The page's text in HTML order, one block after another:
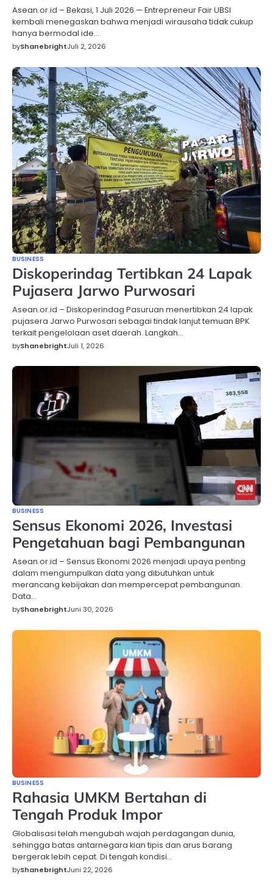
Asean.or.id – Bekasi, 1 Juli 2026 — Entrepreneur Fair UBSI
kembali menegaskan bahwa menjadi wirausaha tidak cukup
hanya bermodal ide…
byShanebrightJuli 2, 2026
BUSINESS
Diskoperindag Tertibkan 24 Lapak
Pujasera Jarwo Purwosari
Asean.or.id – Diskoperindag Pasuruan menertibkan 24 lapak
pujasera Jarwo Purwosari sebagai tindak lanjut temuan BPK
terkait pengelolaan aset daerah. Langkah…
byShanebrightJuli 1, 2026
BUSINESS
Sensus Ekonomi 2026, Investasi
Pengetahuan bagi Pembangunan
Asean.or.id – Sensus Ekonomi 2026 menjadi upaya penting
dalam mengumpulkan data yang dibutuhkan untuk
merancang kebijakan dan mempercepat pembangunan.
Data…
byShanebrightJuni 30, 2026
BUSINESS
Rahasia UMKM Bertahan di
Tengah Produk Impor
Globalisasi telah mengubah wajah perdagangan dunia,
sehingga batas antarnegara kian tipis dan arus barang
bergerak lebih cepat. Di tengah kondisi…
byShanebrightJuni 22, 2026